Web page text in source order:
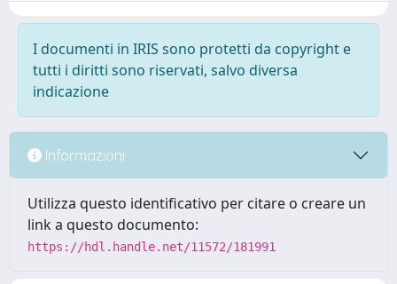
I documenti in IRIS sono protetti da copyright e
tutti i diritti sono riservati, salvo diversa
indicazione
Informazioni
Utilizza questo identificativo per citare o creare un
link a questo documento:
https://hdl.handle.net/11572/181991